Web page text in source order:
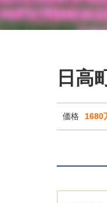
日高
価格 1680